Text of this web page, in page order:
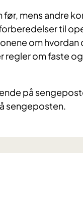
mens andre
til
om
om faste
på
sengeposten.